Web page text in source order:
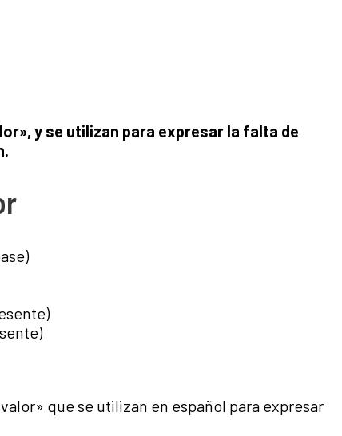
y se utilizan para expresar la falta de
que se utilizan en español para expresar